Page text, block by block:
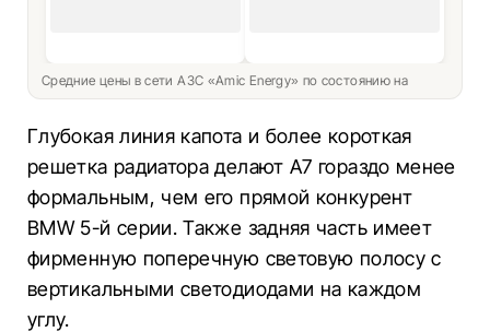
Средние цены в сети АЗС «Amic Energy» по состоянию на
Глубокая линия капота и более короткая
решетка радиатора делают A7 гораздо менее
формальным, чем его прямой конкурент
BMW 5-й серии. Также задняя часть имеет
фирменную поперечную световую полосу с
вертикальными светодиодами на каждом
углу.